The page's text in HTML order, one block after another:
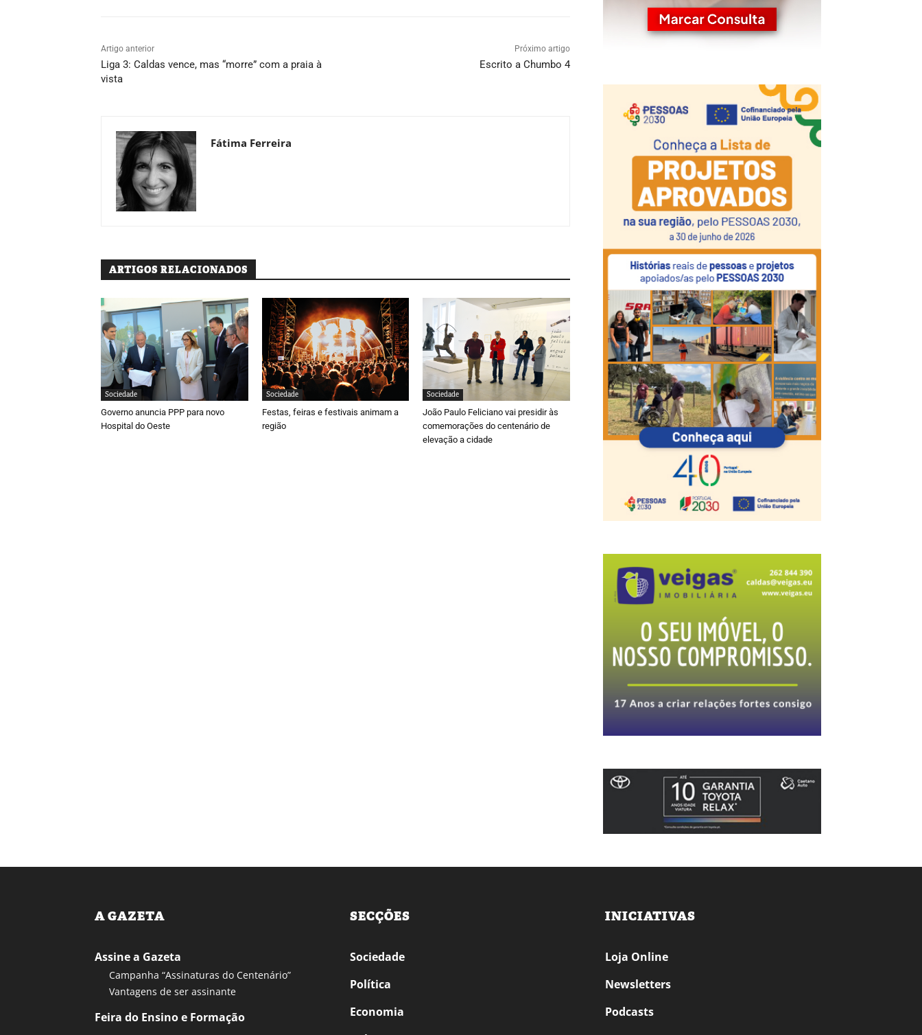
Artigo anterior
Liga 3: Caldas vence, mas “morre” com a praia à
vista
Próximo artigo
Escrito a Chumbo 4
Fátima Ferreira
ARTIGOS RELACIONADOS
Sociedade
Governo anuncia PPP para novo
Hospital do Oeste
Sociedade
Festas, feiras e festivais animam a
região
Sociedade
João Paulo Feliciano vai presidir às
comemorações do centenário de
elevação a cidade
A GAZETA
Assine a Gazeta
Campanha “Assinaturas do Centenário”
Vantagens de ser assinante
Feira do Ensino e Formação
SECÇÕES
Sociedade
Política
Economia
INICIATIVAS
Loja Online
Newsletters
Podcasts